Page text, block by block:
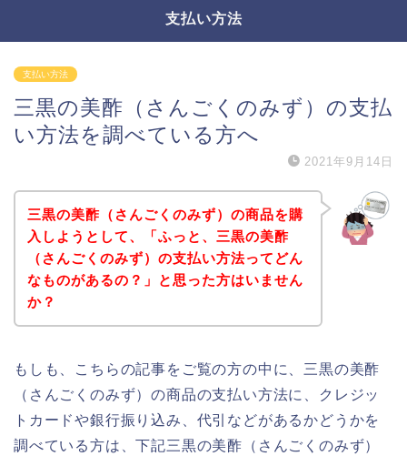
支払い方法
支払い方法
三黒の美酢（さんごくのみず）の支払
い方法を調べている方へ
2021年9月14日
三黒の美酢（さんごくのみず）の商品を購
入しようとして、「ふっと、三黒の美酢
（さんごくのみず）の支払い方法ってどん
なものがあるの？」と思った方はいません
か？
もしも、こちらの記事をご覧の方の中に、三黒の美酢
（さんごくのみず）の商品の支払い方法に、クレジッ
トカードや銀行振り込み、代引などがあるかどうかを
調べている方は、下記三黒の美酢（さんごくのみず）